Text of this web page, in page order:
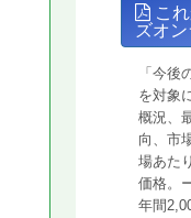
これ
ズオ
「今後
を対象
概況、
向、市
場あた
価格。
年間